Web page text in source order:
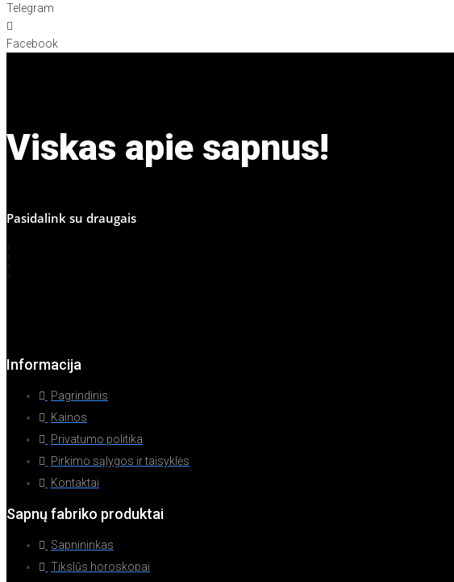
Telegram
Facebook
Viskas apie sapnus!
Pasidalink su draugais
Informacija
Pagrindinis
Kainos
Privatumo politika
Pirkimo sąlygos ir taisyklės
Kontaktai
Sapnų fabriko produktai
Sapnininkas
Tikslūs horoskopai